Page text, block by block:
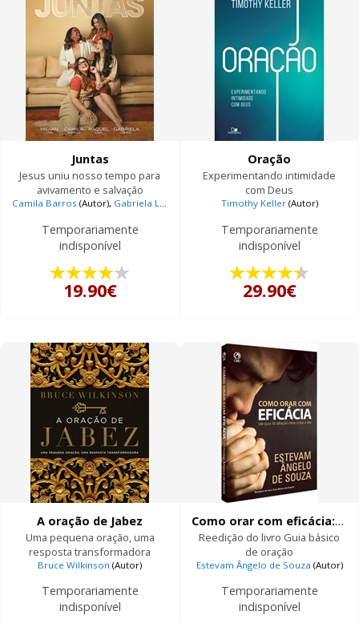
Juntas
Jesus uniu nosso tempo para
avivamento e salvação
Camila Barros (Autor), Gabriela Lopes Midian Lima(Autor),Raquel
Temporariamente
indisponível
19.90€
Oração
Experimentando intimidade
com Deus
Timothy Keller(Autor)
Temporariamente
indisponível
29.90€
A oração de Jabez
Uma pequena oração, uma
resposta transformadora
Bruce Wilkinson (Autor)
Temporariamente
indisponível
Como orar com eficácia: Um guia de oração para o dia a dia
Reedição do livro Guia básico
de oração
Estevam Ângelo de Souza (Autor)
Temporariamente
indisponível